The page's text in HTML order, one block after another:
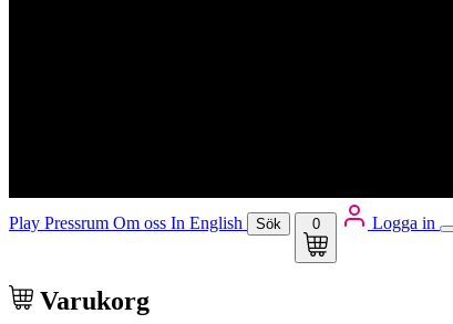
Play Pressrum Om oss In English Sök 0 Logga in
Varukorg